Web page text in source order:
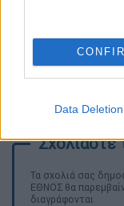
Data Deletion
Τα σχολιά σας
ΕΘΝΟΣ θα
διαγράφονται